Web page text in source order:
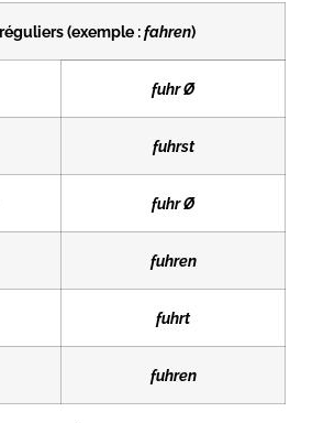
(exemple :fahren)
fuhrØ
fuhrst
fuhrØ
fuhren
fuhrt
fuhren